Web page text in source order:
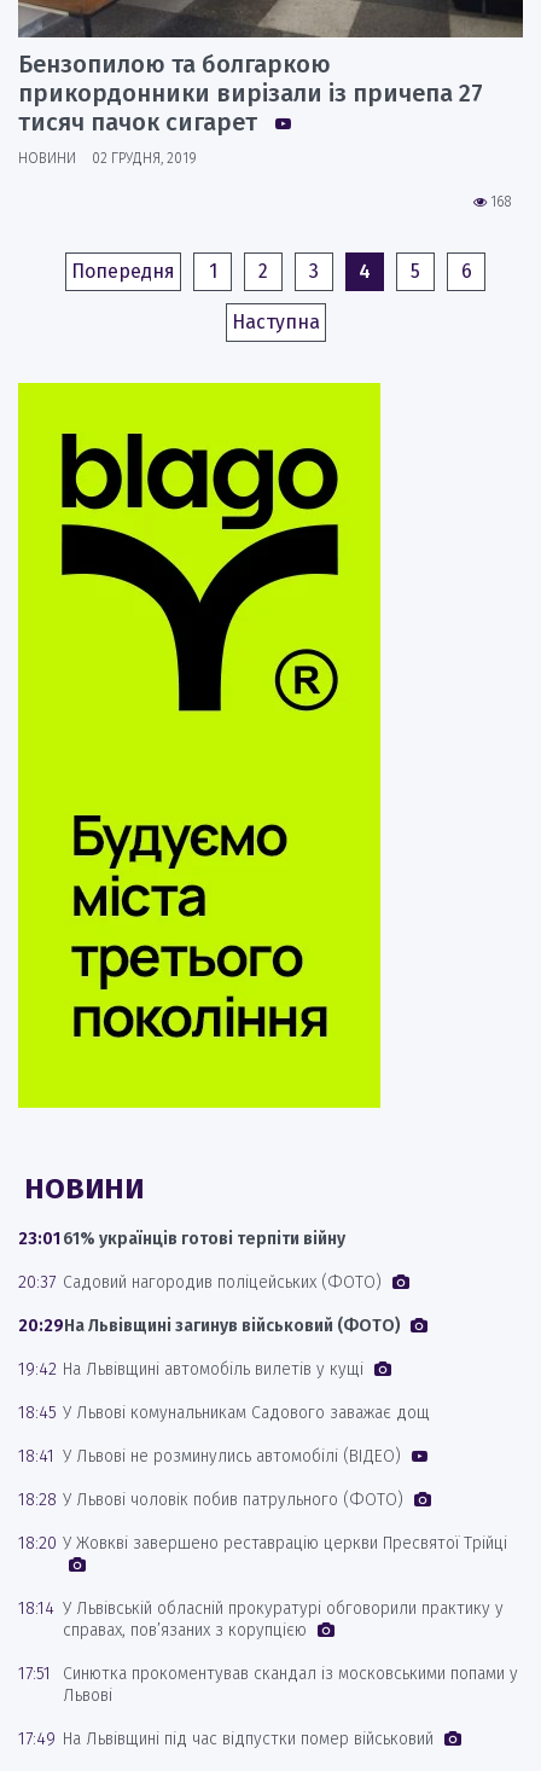
Бензопилою та болгаркою
прикордонники вирізали із причепа 27
тисяч пачок сигарет
НОВИНИ 02 ГРУДНЯ, 2019
168
Попередня 1 2 3 4 5 6
Наступна
НОВИНИ
23:01 61% українців готові терпіти війну
20:37 Садовий нагородив поліцейських (ФОТО)
20:29На Львівщині загинув військовий (ФОТО)
19:42 На Львівщині автомобіль вилетів у кущі
18:45 У Львові комунальникам Садового заважає дощ
18:41 У Львові не розминулись автомобілі (ВІДЕО)
18:28 У Львові чоловік побив патрульного (ФОТО)
18:20 У Жовкві завершено реставрацію церкви Пресвятої Трійці
18:14 У Львівській обласній прокуратурі обговорили практику у
справах, пов’язаних з корупцією
17:51
Синютка прокоментував скандал із московськими попами у
Львові
17:49 На Львівщині під час відпустки помер військовий